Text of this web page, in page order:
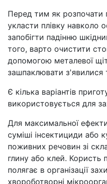
Перед тим як розпочати
укласти плівку навколо
запобігти падінню
того, варто очистити
допомогою металевої
зашпаклювати
Є кілька варіантів
використовується для
Для максимальної
суміші інсектициди або
поживних речовин зі
глину або клей. Користь
полягає в організації
хвороботворні